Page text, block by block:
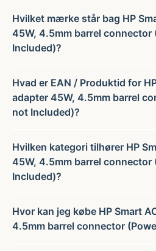
Hvilket mærke står bag HP
45W, 4.5mm barrel connector
Included)?
Hvad er EAN / Produktid for
adapter 45W, 4.5mm barrel
not Included)?
Hvilken kategori tilhører HP
45W, 4.5mm barrel connector
Included)?
Hvor kan jeg købe HP Smart
4.5mm barrel connector